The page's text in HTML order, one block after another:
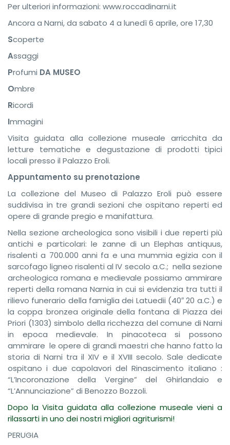
Per ulteriori informazioni: www.roccadinarni.it
Ancora a Narni, da sabato 4 a lunedì 6 aprile, ore 17,30
Scoperte
Assaggi
Profumi DA MUSEO
Ombre
Ricordi
Immagini
Visita guidata alla collezione museale arricchita da
letture tematiche e degustazione di prodotti tipici
locali presso il Palazzo Eroli.
Appuntamento su prenotazione
La collezione del Museo di Palazzo Eroli può essere
suddivisa in tre grandi sezioni che ospitano reperti ed
opere di grande pregio e manifattura.
Nella sezione archeologica sono visibili i due reperti più
antichi e particolari: le zanne di un Elephas antiquus,
risalenti a 700.000 anni fa e una mummia egizia con il
sarcofago ligneo risalenti al IV secolo a.C.; nella sezione
archeologica romana e medievale possiamo ammirare
reperti della romana Narnia in cui si evidenzia tra tutti il
rilievo funerario della famiglia dei Latuedii (40″ 20 a.C.) e
la coppa bronzea originale della fontana di Piazza dei
Priori (1303) simbolo della ricchezza del comune di Narni
in epoca medievale. In pinacoteca si possono
ammirare le opere di grandi maestri che hanno fatto la
storia di Narni tra il XIV e il XVIII secolo. Sale dedicate
ospitano i due capolavori del Rinascimento italiano :
“L’Incoronazione della Vergine” del Ghirlandaio e
“L’Annunciazione” di Benozzo Bozzoli.
Dopo la Visita guidata alla collezione museale vieni a
rilassarti in uno dei nostri migliori agriturismi!
PERUGIA